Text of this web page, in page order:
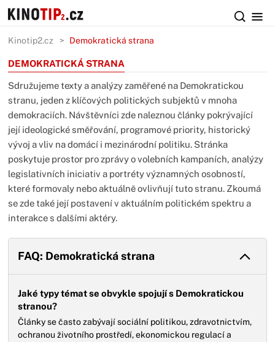
Kinotip2.cz Demokratická strana
DEMOKRATICKÁ STRANA
Sdružujeme texty a analýzy zaměřené na Demokratickou
stranu, jeden z klíčových politických subjektů v mnoha
demokraciích. Návštěvníci zde naleznou články pokrývající
její ideologické směřování, programové priority, historický
vývoj a vliv na domácí i mezinárodní politiku. Stránka
poskytuje prostor pro zprávy o volebních kampaních, analýzy
legislativních iniciativ a portréty významných osobností,
které formovaly nebo aktuálně ovlivňují tuto stranu. Zkoumá
se zde také její postavení v aktuálním politickém spektru a
interakce s dalšími aktéry.
FAQ: Demokratická strana
Jaké typy témat se obvykle spojují s Demokratickou
stranou?
Články se často zabývají sociální politikou, zdravotnictvím,
ochranou životního prostředí, ekonomickou regulací a